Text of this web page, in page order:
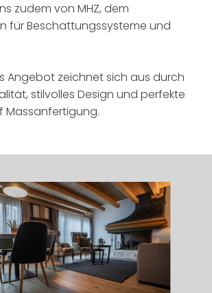
zudem von MHZ, dem
für Beschattungssysteme und
Angebot zeichnet sich aus durch
stilvolles Design und perfekte
Massanfertigung.